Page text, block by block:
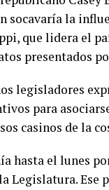
socavaría la
que lidera el
presentados
legisladores
para
casinos de la
hasta el lunes
Legislatura.